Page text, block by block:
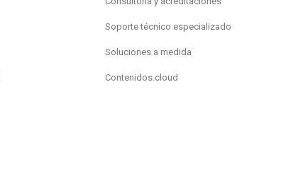
Soporte técnico especializado
Soluciones a medida
Contenidos.cloud